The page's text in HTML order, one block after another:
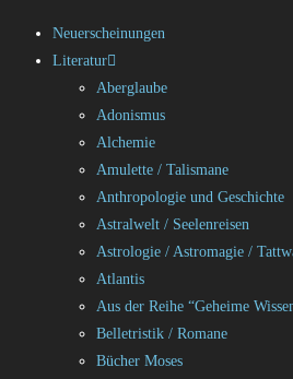
Neuerscheinungen
Literatur
Aberglaube
Adonismus
Alchemie
Amulette / Talismane
Anthropologie und Geschichte
Astralwelt / Seelenreisen
Astrologie / Astromagie /
Atlantis
Aus der Reihe “Geheime
Belletristik / Romane
Bücher Moses